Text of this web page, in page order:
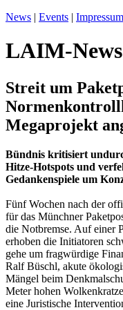
News | Events | Impressum
LAIM-News
Streit um
Megaprojekt
Bündnis kritisiert
Hitze-Hotspots und
Gedankenspiele um
Fünf Wochen nach der
für das Münchner
die Notbremse. Auf einer
erhoben die Initiatoren
gehe um fragwürdige
Ralf Büschl, akute
Mängel beim
Meter hohen
eine Juristische